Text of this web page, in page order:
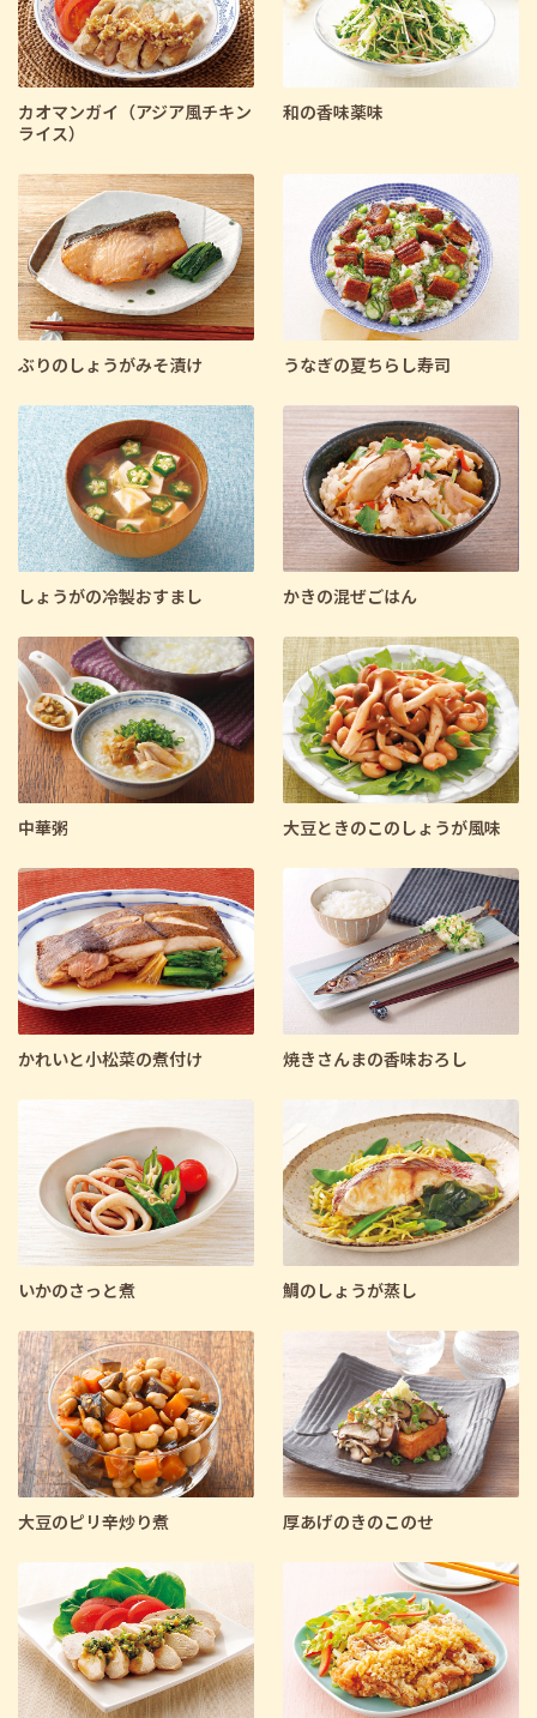
カオマンガイ（アジア風チキン
ライス）
和の香味薬味
ぶりのしょうがみそ漬け うなぎの夏ちらし寿司
しょうがの冷製おすまし かきの混ぜごはん
中華粥 大豆ときのこのしょうが風味
かれいと小松菜の煮付け 焼きさんまの香味おろし
いかのさっと煮 鯛のしょうが蒸し
大豆のピリ辛炒り煮 厚あげのきのこのせ